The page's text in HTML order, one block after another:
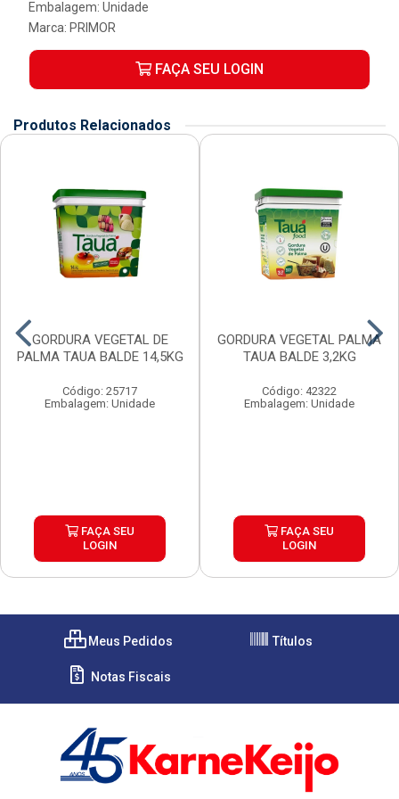
Embalagem: Unidade
Marca: PRIMOR
FAÇA SEU LOGIN
Produtos Relacionados
GORDURA VEGETAL DE
PALMA TAUA BALDE 14,5KG
Código: 25717
Embalagem: Unidade
FAÇA SEU
LOGIN
GORDURA VEGETAL PALMA
TAUA BALDE 3,2KG
Código: 42322
Embalagem: Unidade
FAÇA SEU
LOGIN
Meus Pedidos Títulos
Notas Fiscais